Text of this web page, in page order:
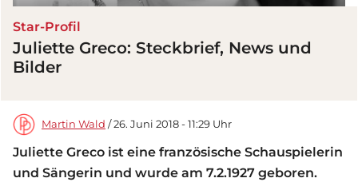
Star-Profil
Juliette Greco: Steckbrief, News und
Bilder
Martin Wald / 26. Juni 2018 - 11:29 Uhr
Juliette Greco ist eine französische Schauspielerin
und Sängerin und wurde am 7.2.1927 geboren.